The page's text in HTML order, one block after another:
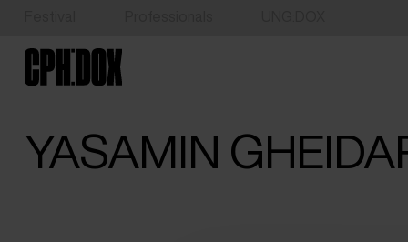
YASAMIN